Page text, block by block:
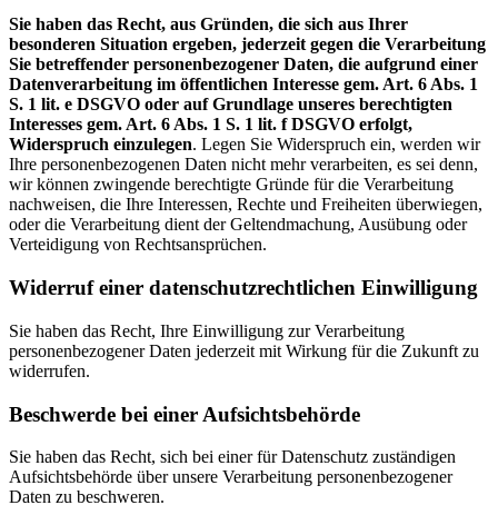
Sie haben das Recht, aus Gründen, die sich aus Ihrer
besonderen Situation ergeben, jederzeit gegen die Verarbeitung
Sie betreffender personenbezogener Daten, die aufgrund einer
Datenverarbeitung im öffentlichen Interesse gem. Art. 6 Abs. 1
S. 1 lit. e DSGVO oder auf Grundlage unseres berechtigten
Interesses gem. Art. 6 Abs. 1 S. 1 lit. f DSGVO erfolgt,
Widerspruch einzulegen. Legen Sie Widerspruch ein, werden wir
Ihre personenbezogenen Daten nicht mehr verarbeiten, es sei denn,
wir können zwingende berechtigte Gründe für die Verarbeitung
nachweisen, die Ihre Interessen, Rechte und Freiheiten überwiegen,
oder die Verarbeitung dient der Geltendmachung, Ausübung oder
Verteidigung von Rechtsansprüchen.
Widerruf einer datenschutzrechtlichen Einwilligung
Sie haben das Recht, Ihre Einwilligung zur Verarbeitung
personenbezogener Daten jederzeit mit Wirkung für die Zukunft zu
widerrufen.
Beschwerde bei einer Aufsichtsbehörde
Sie haben das Recht, sich bei einer für Datenschutz zuständigen
Aufsichtsbehörde über unsere Verarbeitung personenbezogener
Daten zu beschweren.